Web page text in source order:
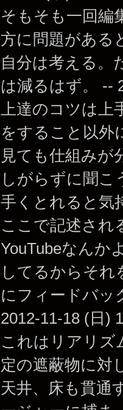
そもそも一回編
方に問題がある
自分は考える。
は減るはず。 --
上達のコツは
をすること以外
見ても仕組みが
しがらずに聞こ
手くとれると気
ここで記述され
YouTubeなんか
してるからそれ
にフィードバッ
2012-11-18 (日)
これはリアリズ
定の遮蔽物に対
天井、床も貫通